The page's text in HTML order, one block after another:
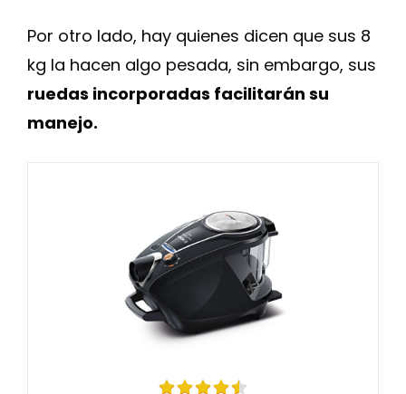
Por otro lado, hay quienes dicen que sus 8
kg la hacen algo pesada, sin embargo, sus
ruedas incorporadas facilitarán su
manejo.